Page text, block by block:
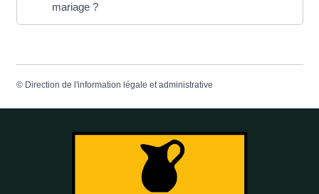
mariage ?
© Direction de l'information légale et administrative